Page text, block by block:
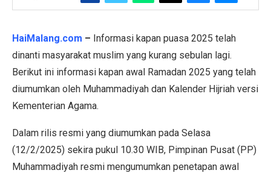
HaiMalang.com – Informasi kapan puasa 2025 telah
dinanti masyarakat muslim yang kurang sebulan lagi.
Berikut ini informasi kapan awal Ramadan 2025 yang telah
diumumkan oleh Muhammadiyah dan Kalender Hijriah versi
Kementerian Agama.
Dalam rilis resmi yang diumumkan pada Selasa
(12/2/2025) sekira pukul 10.30 WIB, Pimpinan Pusat (PP)
Muhammadiyah resmi mengumumkan penetapan awal